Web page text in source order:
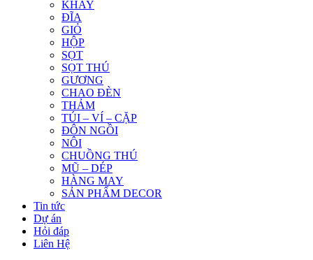
KHAY
ĐĨA
GIỎ
HỘP
SỌT
SỌT THÚ
GƯƠNG
CHAO ĐÈN
THẢM
TÚI – VÍ – CẶP
ĐÔN NGỒI
NÔI
CHUỒNG THÚ
MŨ – DÉP
HÀNG MAY
SẢN PHẨM DECOR
Tin tức
Dự án
Hỏi đáp
Liên Hệ